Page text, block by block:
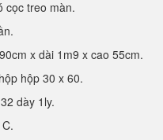
cọc treo màn.
x dài 1m9 x cao 55cm.
hộp 30 x 60.
dày 1ly.